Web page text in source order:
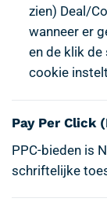
zien) Deal/
wanneer er
en de klik de
cookie
Pay Per Click
PPC-bieden is
schriftelijke